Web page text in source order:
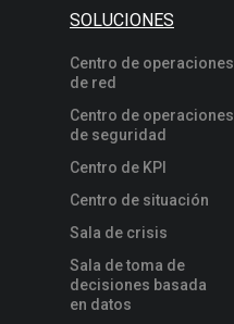
SOLUCIONES
Centro de operaciones
de red
Centro de operaciones
de seguridad
Centro de KPI
Centro de situación
Sala de crisis
Sala de toma de
decisiones basada
en datos